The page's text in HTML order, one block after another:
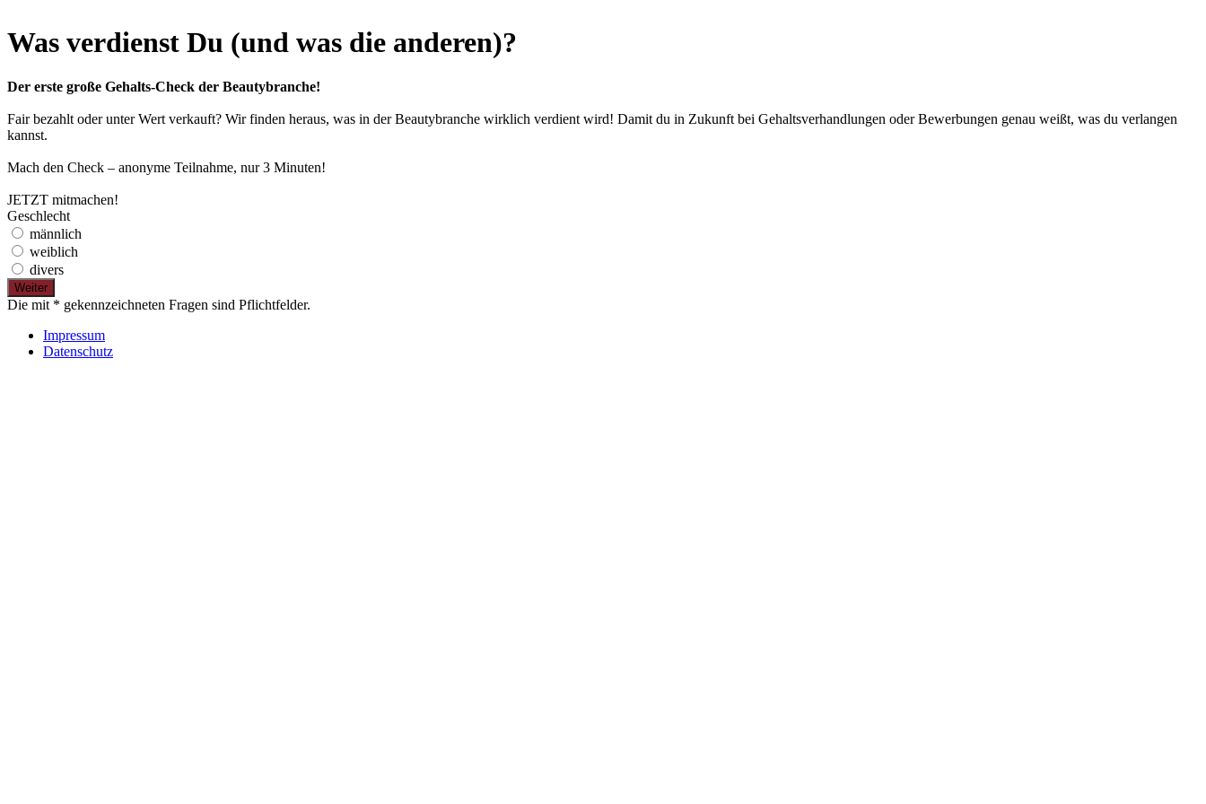
Was verdienst Du (und was die anderen)?
Der erste große Gehalts-Check der Beautybranche!
Fair bezahlt oder unter Wert verkauft? Wir finden heraus, was in der Beautybranche wirklich verdient wird! Damit du in Zukunft bei Gehaltsverhandlungen oder Bewerbungen genau weißt, was du verlangen
kannst.
Mach den Check – anonyme Teilnahme, nur 3 Minuten!
JETZT mitmachen!
Geschlecht
männlich
weiblich
divers
Die mit * gekennzeichneten Fragen sind Pflichtfelder.
Impressum
Datenschutz